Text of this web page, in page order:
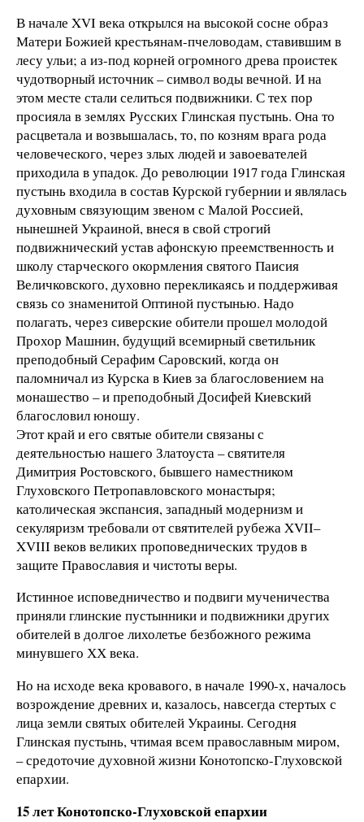
В начале XVI века открылся на высокой сосне образ
Матери Божией крестьянам-пчеловодам, ставившим в
лесу ульи; а из-под корней огромного древа проистек
чудотворный источник – символ воды вечной. И на
этом месте стали селиться подвижники. С тех пор
просияла в землях Русских Глинская пустынь. Она то
расцветала и возвышалась, то, по козням врага рода
человеческого, через злых людей и завоевателей
приходила в упадок. До революции 1917 года Глинская
пустынь входила в состав Курской губернии и являлась
духовным связующим звеном с Малой Россией,
нынешней Украиной, внеся в свой строгий
подвижнический устав афонскую преемственность и
школу старческого окормления святого Паисия
Величковского, духовно перекликаясь и поддерживая
связь со знаменитой Оптиной пустынью. Надо
полагать, через сиверские обители прошел молодой
Прохор Машнин, будущий всемирный светильник
преподобный Серафим Саровский, когда он
паломничал из Курска в Киев за благословением на
монашество – и преподобный Досифей Киевский
благословил юношу.
Этот край и его святые обители связаны с
деятельностью нашего Златоуста – святителя
Димитрия Ростовского, бывшего наместником
Глуховского Петропавловского монастыря;
католическая экспансия, западный модернизм и
секуляризм требовали от святителей рубежа XVII–
XVIII веков великих проповеднических трудов в
защите Православия и чистоты веры.
Истинное исповедничество и подвиги мученичества
приняли глинские пустынники и подвижники других
обителей в долгое лихолетье безбожного режима
минувшего ХХ века.
Но на исходе века кровавого, в начале 1990-х, началось
возрождение древних и, казалось, навсегда стертых с
лица земли святых обителей Украины. Сегодня
Глинская пустынь, чтимая всем православным миром,
– средоточие духовной жизни Конотопско-Глуховской
епархии.
15 лет Конотопско-Глуховской епархии